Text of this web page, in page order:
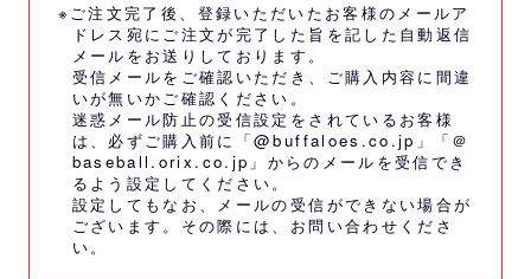
※ご注文完了後、登録いただいたお客様のメールア
ドレス宛にご注文が完了した旨を記した自動返信
メールをお送りしております。
受信メールをご確認いただき、ご購入内容に間違
いが無いかご確認ください。
迷惑メール防止の受信設定をされているお客様
は、必ずご購入前に「@buffaloes.co.jp」「＠
baseball.orix.co.jp」からのメールを受信でき
るよう設定してください。
設定してもなお、メールの受信ができない場合が
ございます。その際には、 お問い合わせくださ
い。